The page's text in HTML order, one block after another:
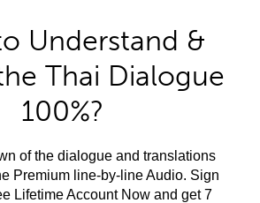
Understand &
Thai Dialogue
100%?
of the dialogue and translations
Premium line-by-line Audio. Sign
Lifetime Account Now and get 7